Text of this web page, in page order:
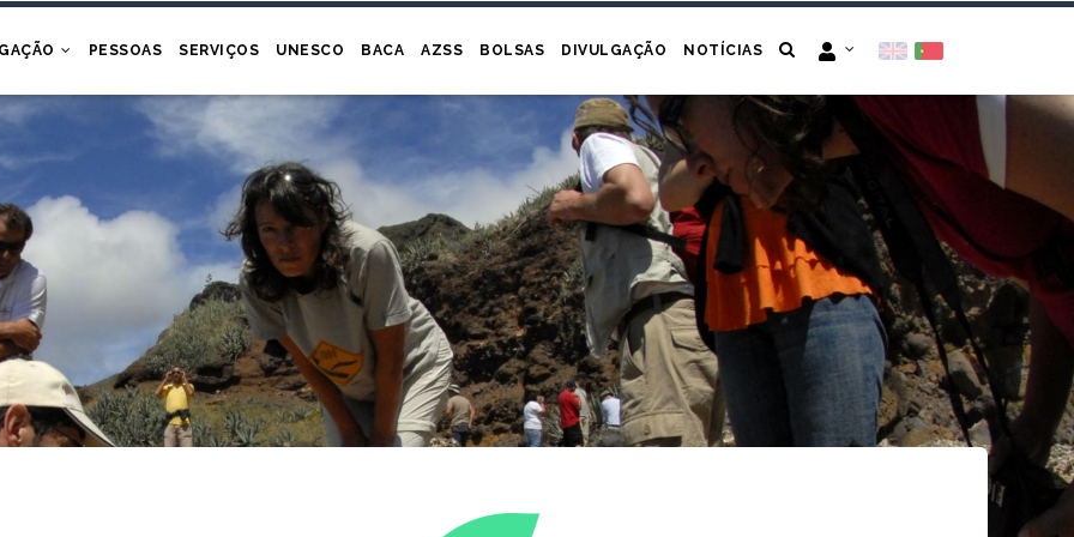
PESSOAS SERVIÇOS UNESCO BACA AZSS BOLSAS DIVULGAÇÃO NOTÍCIAS
e Biogeografia Marinha
of...Ler mais